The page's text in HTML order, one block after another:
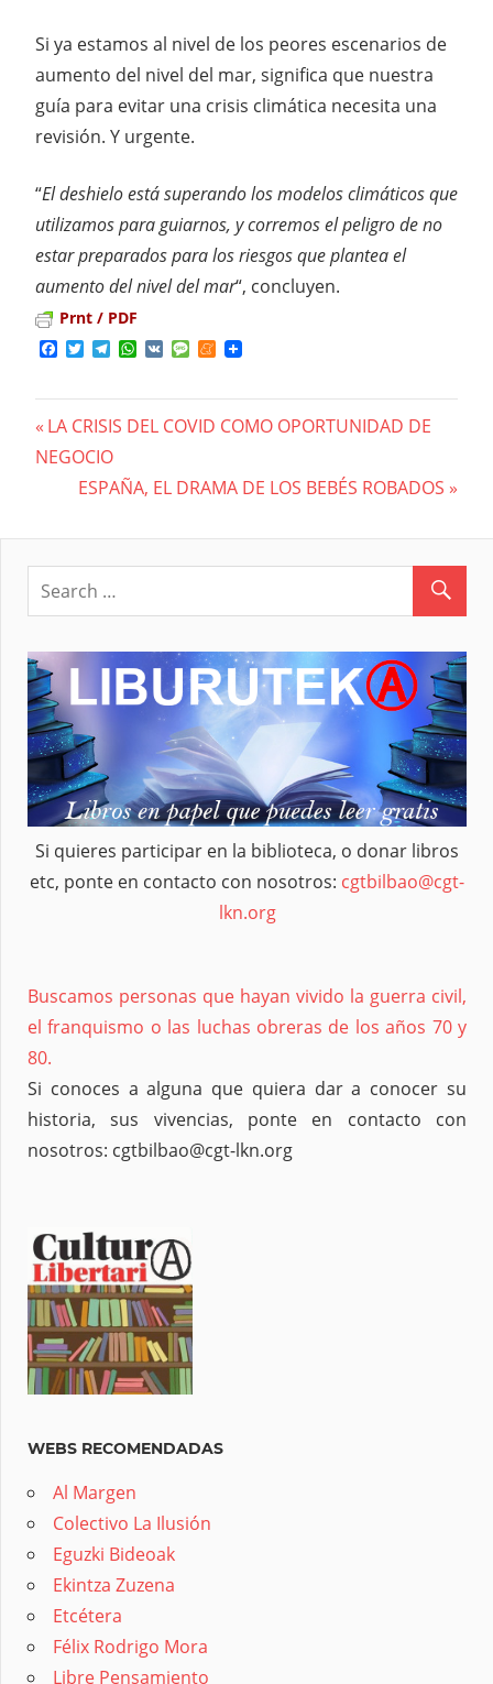
Si ya estamos al nivel de los peores escenarios de
aumento del nivel del mar, significa que nuestra
guía para evitar una crisis climática necesita una
revisión. Y urgente.
“El deshielo está superando los modelos climáticos que
utilizamos para guiarnos, y corremos el peligro de no
estar preparados para los riesgos que plantea el
aumento del nivel del mar“, concluyen.
Prnt / PDF
Facebook
TwitterTelegram
WhatsApp
VK MessageMeneame
Navegación
entradas
Previous
Post:
LA CRISIS DEL COVID COMO OPORTUNIDAD DE
NEGOCIO
Next
ESPAÑA, EL DRAMA DE LOS BEBÉS ROBADOS
Si quieres participar en la biblioteca, o donar libros
etc, ponte en contacto con nosotros: cgtbilbao@cgt-
lkn.org
Buscamos personas que hayan vivido la guerra civil,
el franquismo o las luchas obreras de los años 70 y
80.
Si conoces a alguna que quiera dar a conocer su
historia, sus vivencias, ponte en contacto con
nosotros: cgtbilbao@cgt-lkn.org
WEBS RECOMENDADAS
Al Margen
Colectivo La Ilusión
Eguzki Bideoak
Ekintza Zuzena
Etcétera
Félix Rodrigo Mora
Libre Pensamiento